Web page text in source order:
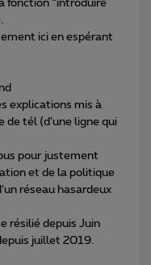
fonction “introduire
ici en espérant
explications mis à
de tél (d’une ligne qui
pour justement
et de la politique
réseau hasardeux
résilié depuis Juin
juillet 2019.